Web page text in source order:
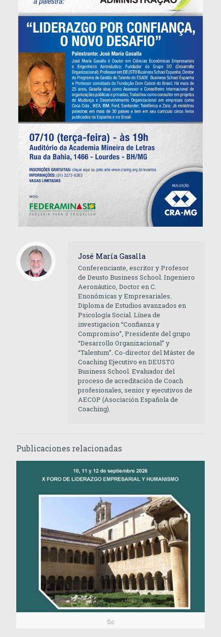
José María Gasalla
Conferenciante, escritor y Profesor
de Deusto Business School. Ingeniero
Aeronáutico, Doctor en C.
Enonómicas y Empresariales.
Diploma de Estudios avanzados en
Psicología Social. Línea de
investigacion “Confianza y
Compromiso”, Presidente del grupo
“Desarrollo Organizacional” y
“Talentum”. Co-director del Máster de
Coaching Ejecutivo en DEUSTO
Business School. Evaluador del
proceso de acreditación de Coach
profesionales, senior y ejecutivos de
AECOP (Asociación Española de
Coaching).
Publicaciones relacionadas
Sc